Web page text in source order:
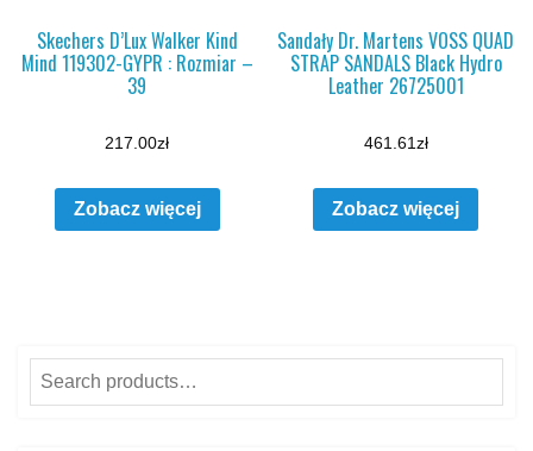
Skechers D’Lux Walker Kind
Mind 119302-GYPR : Rozmiar –
39
217.00zł
Zobacz więcej
Sandały Dr. Martens VOSS QUAD
STRAP SANDALS Black Hydro
Leather 26725001
461.61 zł
Zobacz więcej
Search
for: